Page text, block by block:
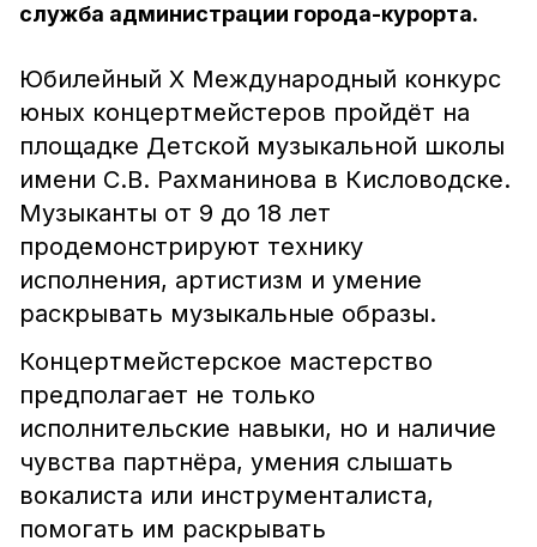
служба администрации города-курорта.
Юбилейный X Международный конкурс
юных концертмейстеров пройдёт на
площадке Детской музыкальной школы
имени С.В. Рахманинова в Кисловодске.
Музыканты от 9 до 18 лет
продемонстрируют технику
исполнения, артистизм и умение
раскрывать музыкальные образы.
Концертмейстерское мастерство
предполагает не только
исполнительские навыки, но и наличие
чувства партнёра, умения слышать
вокалиста или инструменталиста,
помогать им раскрывать